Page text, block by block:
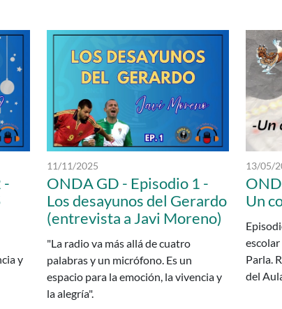
PRI GERARDO DIEGO
-
y
Fecha de publicación:
11/11/2025
ONDA GD - Episodio 1 -
Los desayunos del Gerardo
(entrevista a Javi Moreno)
"La radio va más allá de cuatro
palabras y un micrófono. Es un
espacio para la emoción, la vivencia y
la alegría".
Fecha
13/05/
Un
Parla.
del